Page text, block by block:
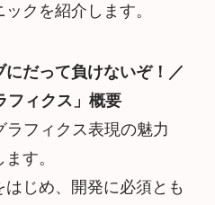
クを紹介します。
だって負けないぞ！／
フィクス」概要
フィクス表現の魅力
す。
じめ、開発に必須とも